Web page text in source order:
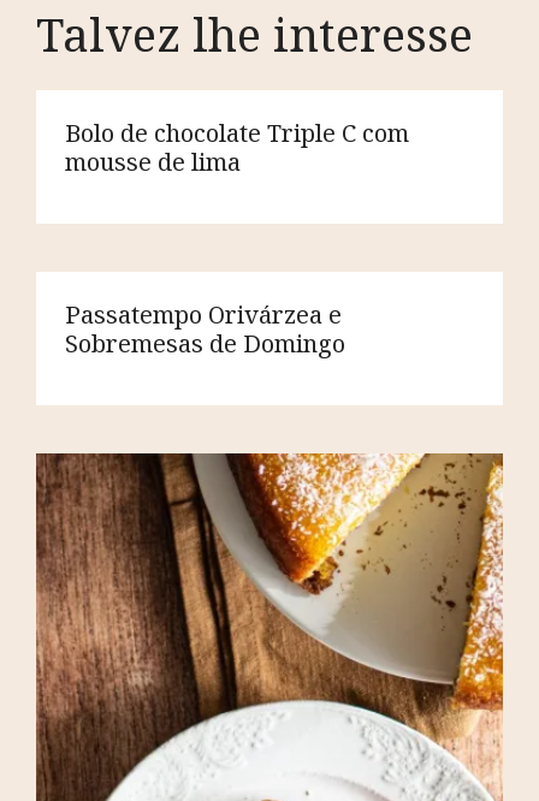
Talvez lhe interesse
Bolo de chocolate Triple C com
mousse de lima
Passatempo Orivárzea e
Sobremesas de Domingo